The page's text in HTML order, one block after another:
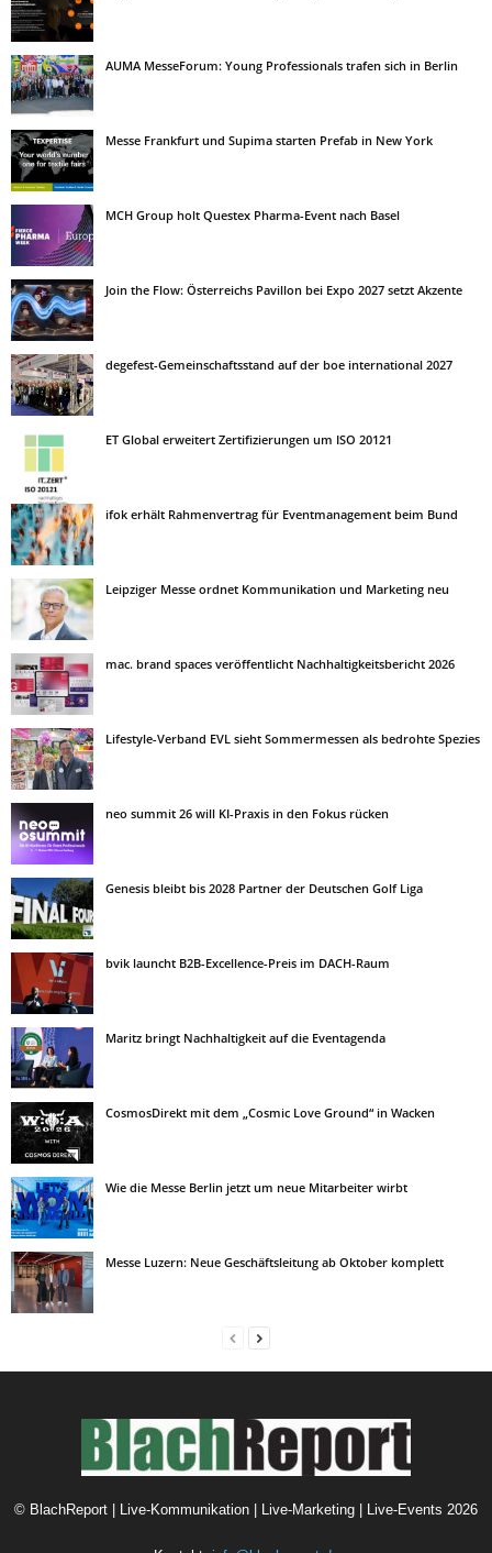
AUMA MesseForum: Young Professionals trafen sich in Berlin
Messe Frankfurt und Supima starten Prefab in New York
MCH Group holt Questex Pharma-Event nach Basel
Join the Flow: Österreichs Pavillon bei Expo 2027 setzt Akzente
degefest-Gemeinschaftsstand auf der boe international 2027
ET Global erweitert Zertifizierungen um ISO 20121
ifok erhält Rahmenvertrag für Eventmanagement beim Bund
Leipziger Messe ordnet Kommunikation und Marketing neu
mac. brand spaces veröffentlicht Nachhaltigkeitsbericht 2026
Lifestyle-Verband EVL sieht Sommermessen als bedrohte Spezies
neo summit 26 will KI-Praxis in den Fokus rücken
Genesis bleibt bis 2028 Partner der Deutschen Golf Liga
bvik launcht B2B-Excellence-Preis im DACH-Raum
Maritz bringt Nachhaltigkeit auf die Eventagenda
CosmosDirekt mit dem „Cosmic Love Ground“ in Wacken
Wie die Messe Berlin jetzt um neue Mitarbeiter wirbt
Messe Luzern: Neue Geschäftsleitung ab Oktober komplett
© BlachReport | Live-Kommunikation | Live-Marketing | Live-Events 2026